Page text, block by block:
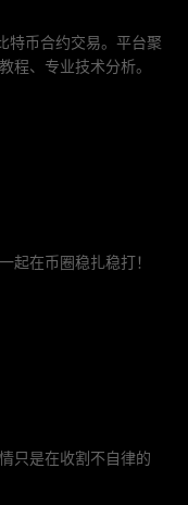
特币合约交易。平台聚
程、专业技术分析。
起在币圈稳扎稳打！
只是在收割不自律的